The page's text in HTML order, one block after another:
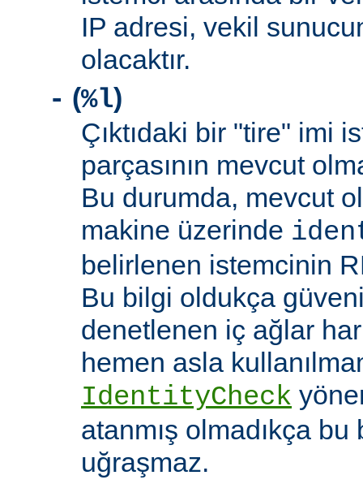
IP adresi, vekil
olacaktır.
- (%l)
Çıktıdaki bir "tire" imi
parçasının mevcut
Bu durumda, mevcut
makine üzerinde
belirlenen istemcinin
Bu bilgi oldukça
denetlenen iç ağlar
hemen asla
IdentityCheck
atanmış olmadıkça
uğraşmaz.